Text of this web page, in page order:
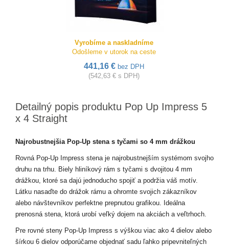
Vyrobíme a naskladníme
Odošleme v utorok na ceste
441,16 € bez DPH
(542,63 € s DPH)
Detailný popis produktu Pop Up Impress 5
x 4 Straight
Najrobustnejšia Pop-Up stena s tyčami so 4 mm drážkou
Rovná Pop-Up Impress stena je najrobustnejším systémom svojho
druhu na trhu. Biely hliníkový rám s tyčami s dvojitou 4 mm
drážkou, ktoré sa dajú jednoducho spojiť a podržia váš motív.
Látku nasaďte do drážok rámu a ohromte svojich zákazníkov
alebo návštevníkov perfektne prepnutou grafikou. Ideálna
prenosná stena, ktorá urobí veľký dojem na akciách a veľtrhoch.
Pre rovné steny Pop-Up Impress s výškou viac ako 4 dielov alebo
šírkou 6 dielov odporúčame objednať sadu ľahko pripevniteľných